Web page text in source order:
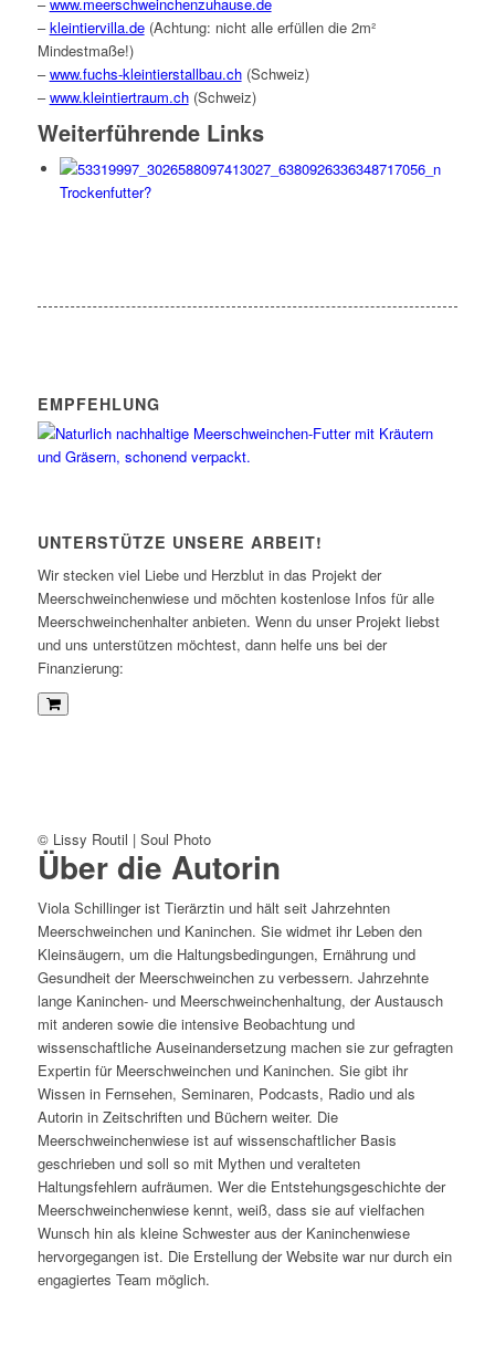
–kleintiervilla.de(Achtung: nicht alle erfüllen die 2m²
Mindestmaße!)
–www.fuchs-kleintierstallbau.ch(Schweiz)
–www.kleintiertraum.ch(Schweiz)
Weiterführende Links
Trockenfutter?
EMPFEHLUNG
UNTERSTÜTZE UNSERE ARBEIT!
Wir stecken viel Liebe und Herzblut in das Projekt der
Meerschweinchenwiese und möchten kostenlose Infos für alle
Meerschweinchenhalter anbieten. Wenn du unser Projekt liebst
und uns unterstützen möchtest, dann helfe uns bei der
Finanzierung:
© Lissy Routil | Soul Photo
Über die Autorin
Viola Schillinger ist Tierärztin und hält seit Jahrzehnten
Meerschweinchen und Kaninchen. Sie widmet ihr Leben den
Kleinsäugern, um die Haltungsbedingungen, Ernährung und
Gesundheit der Meerschweinchen zu verbessern. Jahrzehnte
lange Kaninchen- und Meerschweinchenhaltung, der Austausch
mit anderen sowie die intensive Beobachtung und
wissenschaftliche Auseinandersetzung machen sie zur gefragten
Expertin für Meerschweinchen und Kaninchen. Sie gibt ihr
Wissen in Fernsehen, Seminaren, Podcasts, Radio und als
Autorin in Zeitschriften und Büchern weiter. Die
Meerschweinchenwiese ist auf wissenschaftlicher Basis
geschrieben und soll so mit Mythen und veralteten
Haltungsfehlern aufräumen. Wer die Entstehungsgeschichte der
Meerschweinchenwiese kennt, weiß, dass sie auf vielfachen
Wunsch hin als kleine Schwester aus der Kaninchenwiese
hervorgegangen ist. Die Erstellung der Website war nur durch ein
engagiertes Team möglich.